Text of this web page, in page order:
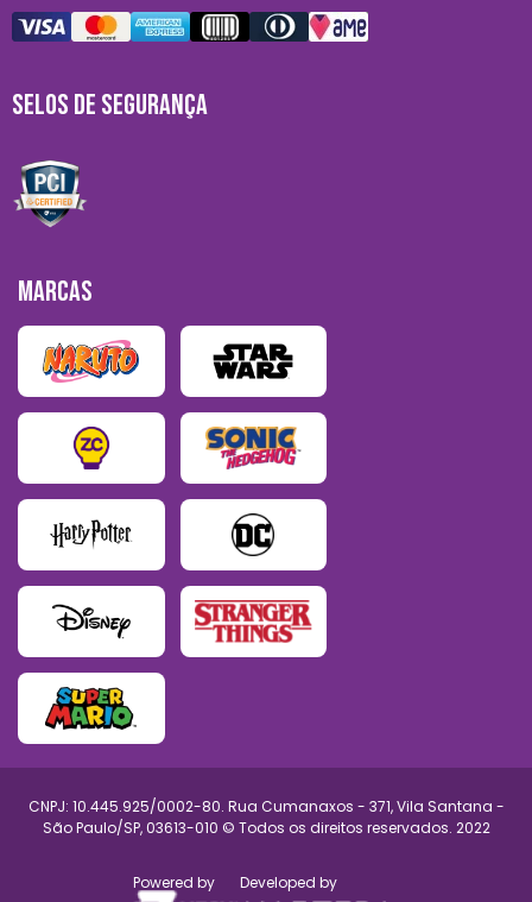
SELOS DE SEGURANÇA
MARCAS
CNPJ: 10.445.925/0002-80. Rua Cumanaxos - 371, Vila Santana -
São Paulo/SP, 03613-010 © Todos os direitos reservados. 2022
Powered by Developed by